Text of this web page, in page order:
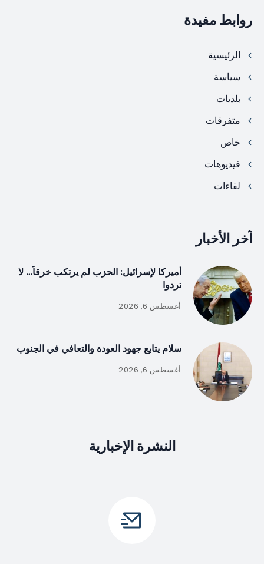
روابط مفيدة
الرئيسية
سياسة
بلديات
متفرقات
خاص
فيديوهات
لقاءات
آخر الأخبار
أميركا لإسرائيل: الحزب لم يرتكب خرقاً… لا
تردوا
أغسطس 6, 2026
سلام يتابع جهود العودة والتعافي في الجنوب
أغسطس 6, 2026
النشرة الإخبارية